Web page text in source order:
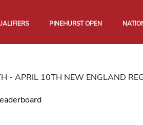
PINEHURST OPEN
- APRIL 10TH NEW ENGLAND